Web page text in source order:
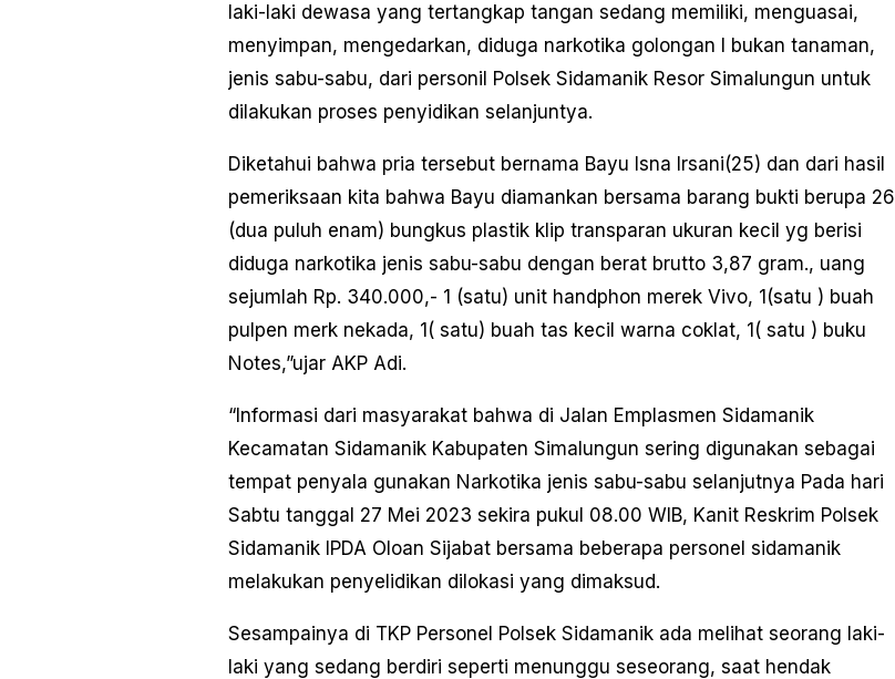
laki-laki dewasa yang tertangkap tangan sedang memiliki, menguasai,
menyimpan, mengedarkan, diduga narkotika golongan I bukan tanaman,
jenis sabu-sabu, dari personil Polsek Sidamanik Resor Simalungun untuk
dilakukan proses penyidikan selanjuntya.
Diketahui bahwa pria tersebut bernama Bayu Isna Irsani(25) dan dari hasil
pemeriksaan kita bahwa Bayu diamankan bersama barang bukti berupa 26
(dua puluh enam) bungkus plastik klip transparan ukuran kecil yg berisi
diduga narkotika jenis sabu-sabu dengan berat brutto 3,87 gram., uang
sejumlah Rp. 340.000,- 1 (satu) unit handphon merek Vivo, 1(satu ) buah
pulpen merk nekada, 1( satu) buah tas kecil warna coklat, 1( satu ) buku
Notes,”ujar AKP Adi.
“Informasi dari masyarakat bahwa di Jalan Emplasmen Sidamanik
Kecamatan Sidamanik Kabupaten Simalungun sering digunakan sebagai
tempat penyala gunakan Narkotika jenis sabu-sabu selanjutnya Pada hari
Sabtu tanggal 27 Mei 2023 sekira pukul 08.00 WIB, Kanit Reskrim Polsek
Sidamanik IPDA Oloan Sijabat bersama beberapa personel sidamanik
melakukan penyelidikan dilokasi yang dimaksud.
Sesampainya di TKP Personel Polsek Sidamanik ada melihat seorang laki-
laki yang sedang berdiri seperti menunggu seseorang, saat hendak